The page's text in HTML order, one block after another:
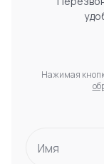
Нажимая
Имя